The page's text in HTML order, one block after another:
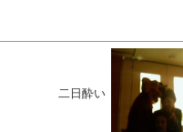
二日酔い